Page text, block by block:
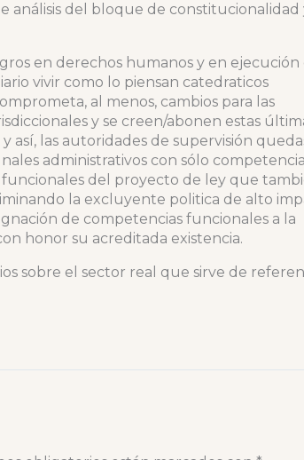
análisis del bloque de constitucionalidad
en derechos humanos y en ejecución
vivir como lo piensan catedraticos
al menos, cambios para las
y se creen/abonen estas
así, las autoridades de supervisión
administrativos con sólo
funcionales del proyecto de ley que
la excluyente politica de alto
de competencias funcionales a la
honor su acreditada existencia.
sobre el sector real que sirve de